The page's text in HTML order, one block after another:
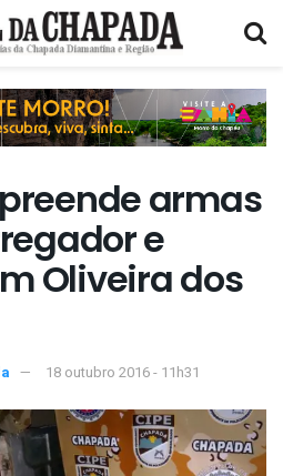
armas
e
Oliveira dos
18 outubro 2016 - 11h31